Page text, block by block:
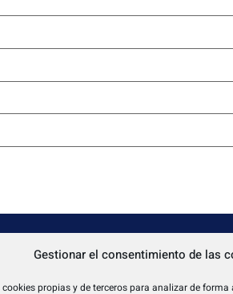
Gestionar el consentimiento de las
propias y de terceros para analizar de
TEXTOS LEGALES